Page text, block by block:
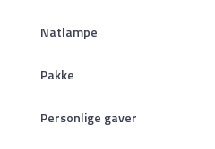
Natlampe
Pakke
Personlige gaver